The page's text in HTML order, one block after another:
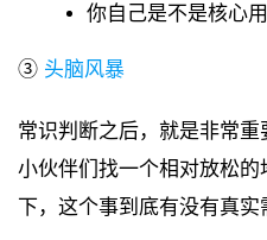
你自己是不是核心用
③ 头脑风暴
常识判断之后，就是非常
小伙伴们找一个相对放松
下，这个事到底有没有真实